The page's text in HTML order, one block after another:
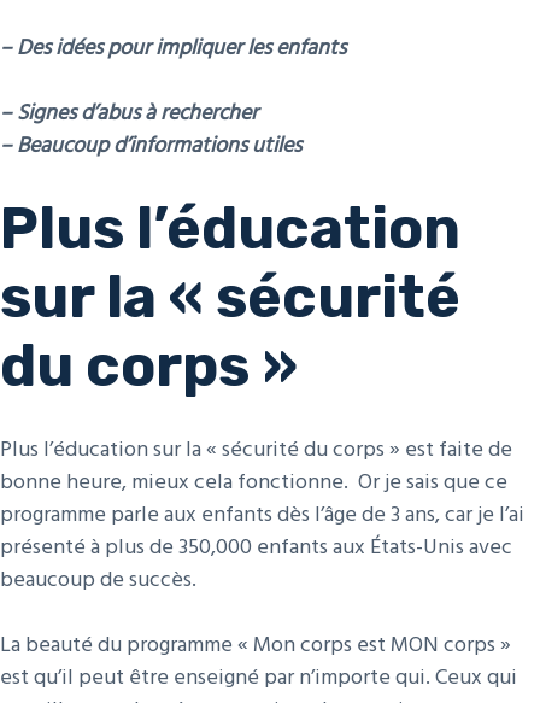
– Des idées pour impliquer les enfants
– Signes d’abus à rechercher
– Beaucoup d’informations utiles
Plus l’éducation
sur la « sécurité
du corps »
Plus l’éducation sur la « sécurité du corps » est faite de
bonne heure, mieux cela fonctionne. Or je sais que ce
programme parle aux enfants dès l’âge de 3 ans, car je l’ai
présenté à plus de 350,000 enfants aux États-Unis avec
beaucoup de succès.
La beauté du programme « Mon corps est MON corps »
est qu’il peut être enseigné par n’importe qui. Ceux qui